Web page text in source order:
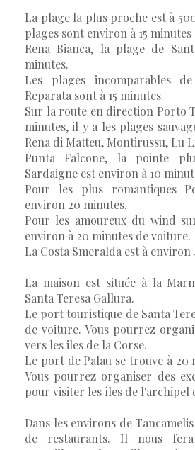
La plage la plus proche est à
plages sont environ à 15
Rena Bianca, la plage de
minutes.
Les plages incomparables
Reparata sont à 15 minutes.
Sur la route en direction Porto
minutes, il y a les plages
Rena di Matteu, Montirussu, Lu
Punta Falcone, la pointe
Sardaigne est environ à 10
Pour les plus romantiques
environ 20 minutes.
Pour les amoureux du wind
environ à 20 minutes de voiture.
La Costa Smeralda est à environ
La maison est située à la
Santa Teresa Gallura.
Le port touristique de Santa
de voiture. Vous pourrez
vers les iles de la Corse.
Le port de Palau se trouve à 20
Vous pourrez organiser des
pour visiter les îles de l'archipel
Dans les environs de
de restaurants. Il nous